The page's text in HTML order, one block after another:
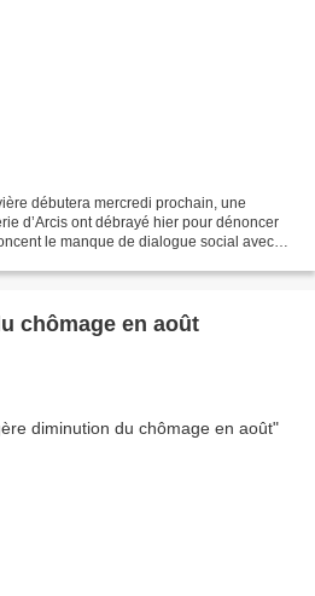
débutera mercredi prochain, une
d’Arcis ont débrayé hier pour dénoncer
le manque de dialogue social avec
chômage en août